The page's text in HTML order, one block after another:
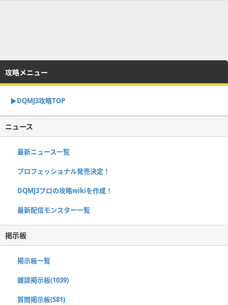
攻略メニュー
▶︎DQMJ3攻略TOP
ニュース
最新ニュース一覧
プロフェッショナル発売決定！
DQMJ3プロの攻略wikiを作成！
最新配信モンスター一覧
掲示板
掲示板一覧
雑談掲示板(1039)
質問掲示板(581)